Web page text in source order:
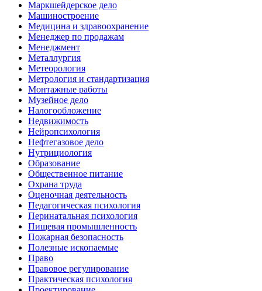
Маркшейдерское дело
Машиностроение
Медицина и здравоохранение
Менеджер по продажам
Менеджмент
Металлургия
Метеорология
Метрология и стандартизация
Монтажные работы
Музейное дело
Налогообложение
Недвижимость
Нейропсихология
Нефтегазовое дело
Нутрициология
Образование
Общественное питание
Охрана труда
Оценочная деятельность
Педагогическая психология
Перинатальная психология
Пищевая промышленность
Пожарная безопасность
Полезные ископаемые
Право
Правовое регулирование
Практическая психология